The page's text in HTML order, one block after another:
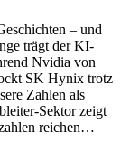
– und
trägt der KI-
Nvidia von
SK Hynix trotz
Zahlen als
Sektor zeigt
reichen…